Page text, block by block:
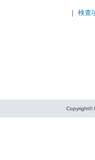
｜ 検査
Copyright©